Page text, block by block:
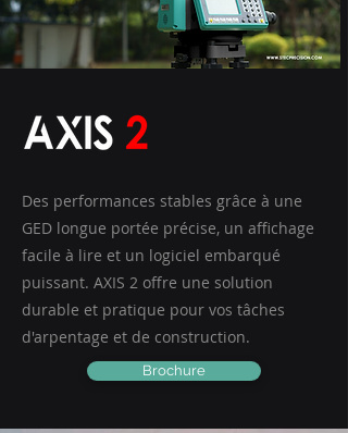
Des performances stables grâce à une
GED longue portée précise, un affichage
facile à lire et un logiciel embarqué
puissant. AXIS 2 offre une solution
durable et pratique pour vos tâches
d'arpentage et de construction.
Brochure